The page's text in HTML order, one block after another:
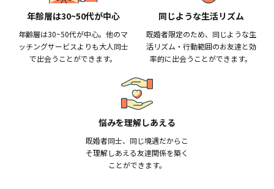
年齢層は30~50代が中心
年齢層は30~50代が中心。他のマ
ッチングサービスよりも大人同士
で出会うことができます。
同じような生活リズム
既婚者限定のため、同じような生
活リズム・行動範囲のお友達と効
率的に出会うことができます。
悩みを理解しあえる
既婚者同士、同じ境遇だからこ
そ理解しあえる友達関係を築く
ことができます。